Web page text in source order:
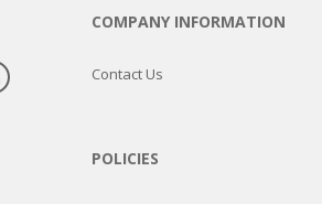
COMPANY INFORMATION
Contact Us
POLICIES